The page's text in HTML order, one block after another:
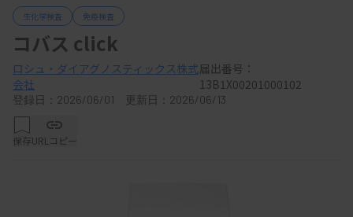
生化学検査 免疫検査
コバス click
ロシュ・ダイアグノスティックス株式
会社
届出番号：
13B1X00201000102
登録日：2026/06/01 更新日：2026/06/13
保存URLコピー